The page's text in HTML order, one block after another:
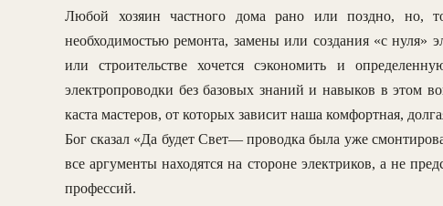
Любой хозяин частного дома рано или поздно, но,
необходимостью ремонта, замены или создания «с нуля»
или строительстве хочется сэкономить и
электропроводки без базовых знаний и навыков в этом
каста мастеров, от которых зависит наша комфортная,
Бог сказал «Да будет Свет— проводка была уже
все аргументы находятся на стороне электриков, а не
профессий.